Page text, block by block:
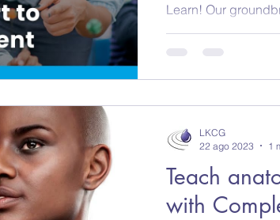
Learn! Our
Teach
with
LKCG
22 ago 2023
1